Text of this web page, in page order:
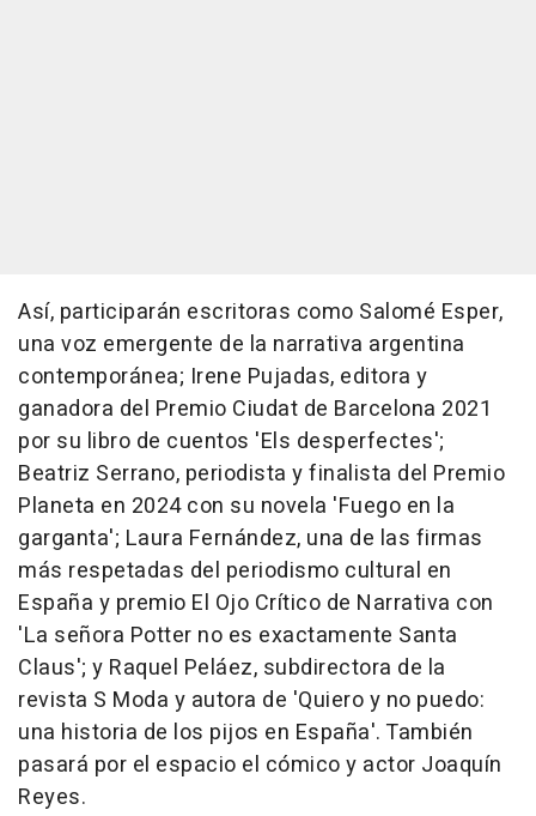
Así, participarán escritoras como Salomé Esper,
una voz emergente de la narrativa argentina
contemporánea; Irene Pujadas, editora y
ganadora del Premio Ciudat de Barcelona 2021
por su libro de cuentos 'Els desperfectes';
Beatriz Serrano, periodista y finalista del Premio
Planeta en 2024 con su novela 'Fuego en la
garganta'; Laura Fernández, una de las firmas
más respetadas del periodismo cultural en
España y premio El Ojo Crítico de Narrativa con
'La señora Potter no es exactamente Santa
Claus'; y Raquel Peláez, subdirectora de la
revista S Moda y autora de 'Quiero y no puedo:
una historia de los pijos en España'. También
pasará por el espacio el cómico y actor Joaquín
Reyes.